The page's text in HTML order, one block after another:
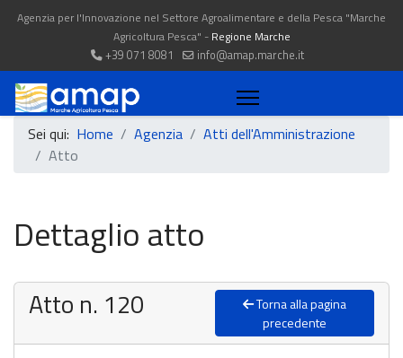
Agenzia per l'Innovazione nel Settore Agroalimentare e della Pesca "Marche
Agricoltura Pesca" - Regione Marche
+39 071 8081
info@amap.marche.it
Sei qui: Home Agenzia
Atti dell'Amministrazione
Atto
Dettaglio atto
Atto n. 120
Torna alla pagina
precedente